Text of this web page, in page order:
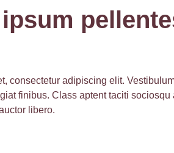
consectetur adipiscing elit.
finibus. Class aptent taciti
libero.